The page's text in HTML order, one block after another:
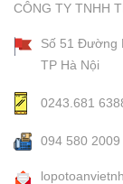
CÔNG TY TNHH
Số 51 Đường
TP Hà Nội
0243.681
094 580 2009